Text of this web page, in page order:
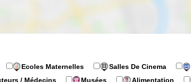
Ecoles Maternelles Salles De Cinema
/ Médecins Musées Alimentation